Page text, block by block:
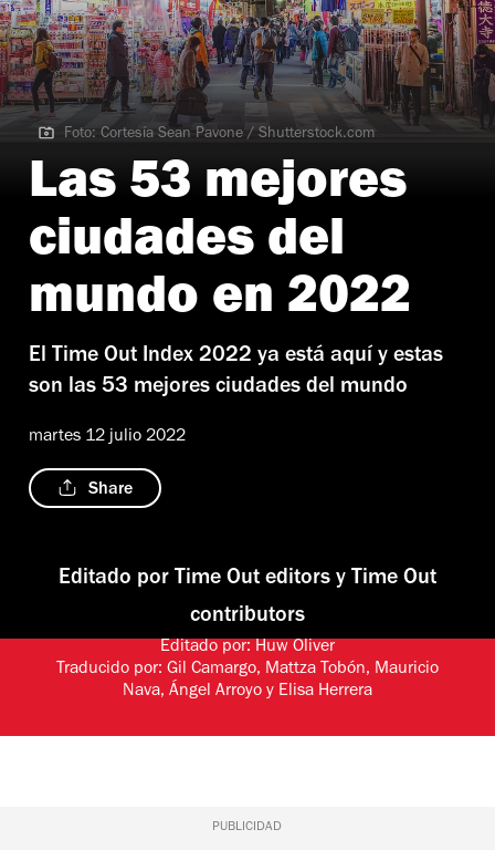
Foto: Cortesía Sean Pavone / Shutterstock.com
Foto: Cortesía Sean Pavone / Shutterstock.com
Las 53 mejores
ciudades del
mundo en 2022
El Time Out Index 2022 ya está aquí y estas
son las 53 mejores ciudades del mundo
martes 12 julio 2022
Share
Editado por Time Out editorsy Time Out
contributors
Editado por: Huw Oliver
Traducido por: Gil Camargo, Mattza Tobón, Mauricio
Nava, Ángel Arroyoy Elisa Herrera
PUBLICIDAD